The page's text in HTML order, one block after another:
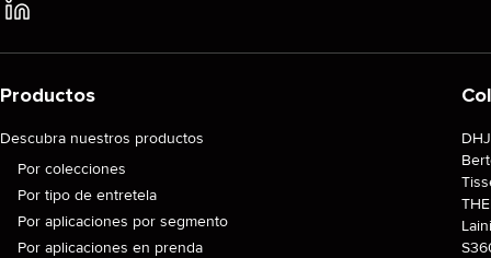
Productos
Descubra nuestros productos
Por colecciones
Por tipo de entretela
Por aplicaciones por segmento
Por aplicaciones en prenda
DHJ